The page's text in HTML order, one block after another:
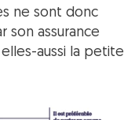
ne sont donc
son assurance
aussi la petite